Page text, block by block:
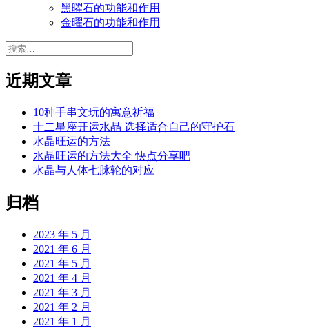
黑曜石的功能和作用
金曜石的功能和作用
搜
近期文章
10种手串文玩的寓意祈福
十二星座开运水晶 选择适合自己的守护石
水晶旺运的方法
水晶旺运的方法大全 快点分享吧
水晶与人体七脉轮的对应
归档
2023 年 5 月
2021 年 6 月
2021 年 5 月
2021 年 4 月
2021 年 3 月
2021 年 2 月
2021 年 1 月